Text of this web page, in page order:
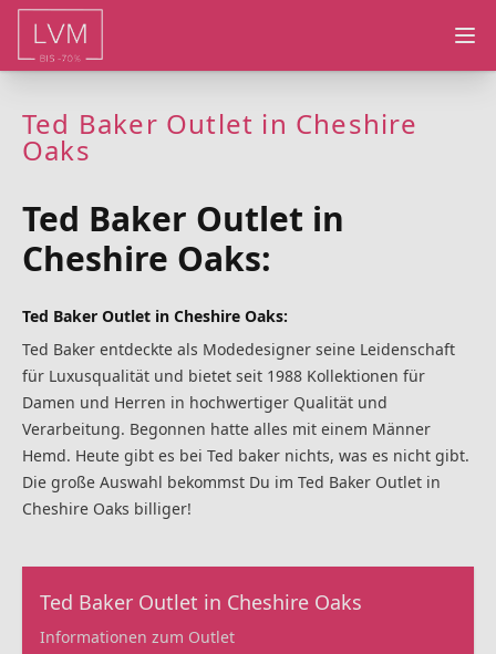
Ted Baker Outlet in Cheshire
Oaks
Ted Baker Outlet in
Cheshire Oaks:
Ted Baker Outlet in Cheshire Oaks:
Ted Baker entdeckte als Modedesigner seine Leidenschaft
für Luxusqualität und bietet seit 1988 Kollektionen für
Damen und Herren in hochwertiger Qualität und
Verarbeitung. Begonnen hatte alles mit einem Männer
Hemd. Heute gibt es bei Ted baker nichts, was es nicht gibt.
Die große Auswahl bekommst Du im Ted Baker Outlet in
Cheshire Oaks billiger!
Ted Baker Outlet in Cheshire Oaks
Informationen zum Outlet